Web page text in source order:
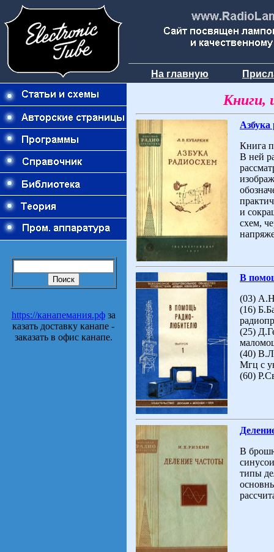
На главную
https://канапемания.рфза
казать доставку канапе -
заказать в офис канапе.
Книги,
Азбука
Книга
В ней
и
схем,
В
(03)
(16)
(25)
(40)
Мгц с
(60)
В
типы